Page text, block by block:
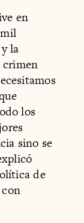
en
la
los
sino se
de